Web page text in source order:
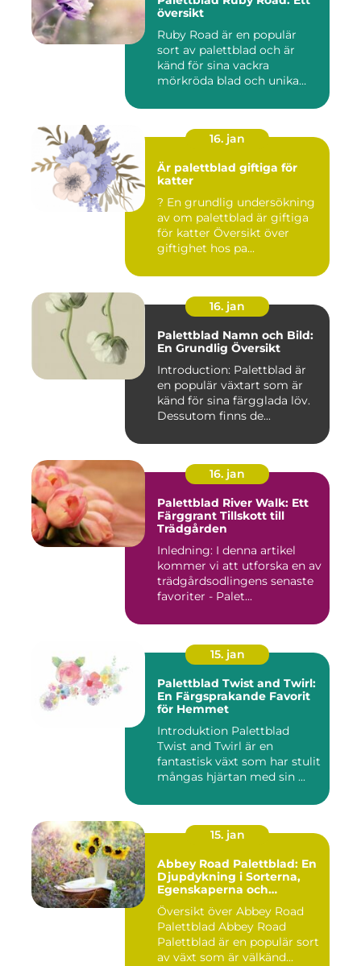
översikt
Ruby Road är en populär
sort av palettblad och är
känd för sina vackra
mörkröda blad och unika
16. jan
Är palettblad giftiga för
katter
? En grundlig undersökning
av om palettblad är giftiga
för katter Översikt över
giftighet hos pa...
16. jan
Palettblad Namn och Bild:
En Grundlig Översikt
Introduction: Palettblad är
en populär växtart som är
känd för sina färgglada löv.
Dessutom finns de...
16. jan
Palettblad River Walk: Ett
Färggrant Tillskott till
Trädgården
Inledning: I denna artikel
kommer vi att utforska en av
trädgårdsodlingens senaste
favoriter - Palet...
15. jan
Palettblad Twist and Twirl:
En Färgsprakande Favorit
för Hemmet
Introduktion Palettblad
Twist and Twirl är en
fantastisk växt som har stulit
mångas hjärtan med sin ...
15. jan
Abbey Road Palettblad: En
Djupdykning i Sorterna,
Egenskaperna och
Historien
Översikt över Abbey Road
Palettblad Abbey Road
Palettblad är en populär sort
av växt som är välkänd...